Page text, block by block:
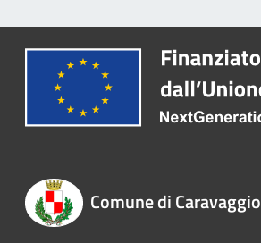
Comune di Caravaggio